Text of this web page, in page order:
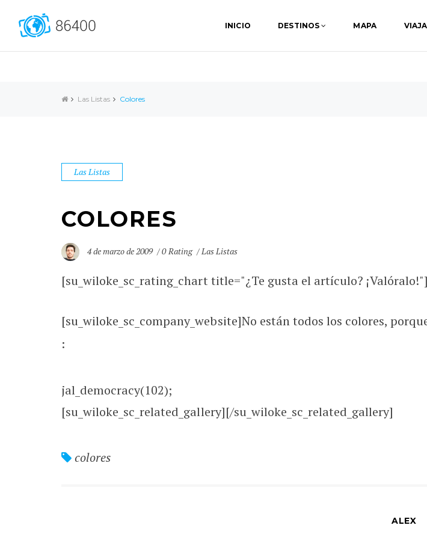
INICIO DESTINOS MAPA
Las Listas Colores
Las Listas
COLORES
4 de marzo de 2009 0 Rating Las Listas
[su_wiloke_sc_rating_chart title="¿Te gusta el artículo? ¡Valóralo!"]
[su_wiloke_sc_company_website]No están todos los colores,
:
jal_democracy(102);
[su_wiloke_sc_related_gallery][/su_wiloke_sc_related_gallery]
colores
ALEX